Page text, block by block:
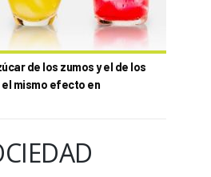
de los zumos y el de los
mismo efecto en